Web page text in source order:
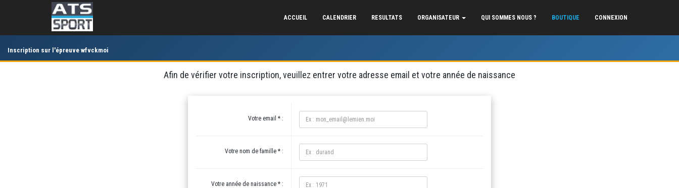
ACCUEIL CALENDRIER RESULTATS ORGANISATEUR QUI SOMMES NOUS ? BOUTIQUE CONNEXION
Inscription sur l'épreuve wfvckmoi
Afin de vérifier votre inscription, veuillez entrer votre adresse email et votre année de naissance
Votre email * :
Votre nom de famille * :
Votre année de naissance * :